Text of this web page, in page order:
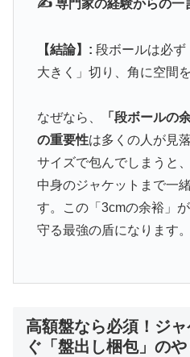
✍️ 専門家の経験からの一
【結論】: 段ボールは必ず
大きく」切り、角に空間
なぜなら、
「段ボールの
の重要性は多くの人が見
サイズで包んでしまうと
中身のジャケットまで一
す。この「3cmの余裕」
守る最強の盾になります。
高額盤なら必須！ジ
ぐ「盤出し梱包」の